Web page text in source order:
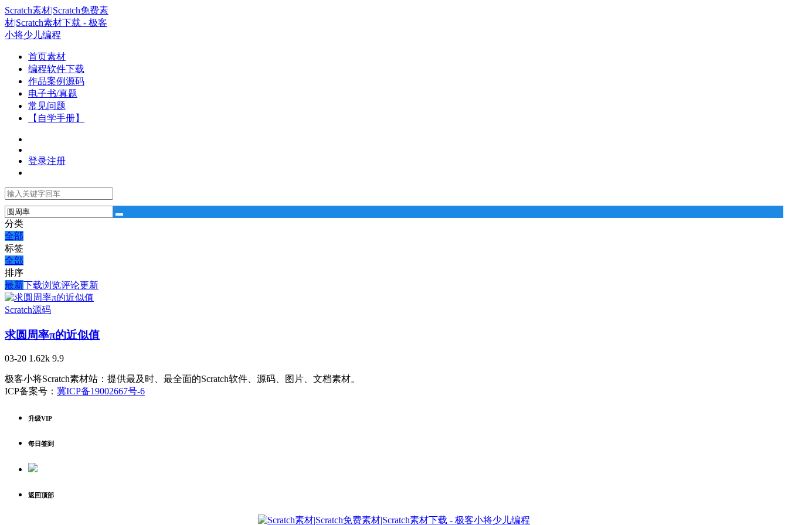
Scratch素材|Scratch免费素
材|Scratch素材下载 - 极客
小将少儿编程
首页素材
编程软件下载
作品案例源码
电子书/真题
常见问题
【自学手册】
登录注册
分类
全部
标签
全部
排序
最新下载浏览评论更新
Scratch源码
求圆周率π的近似值
03-20 1.62k 9.9
极客小将Scratch素材站：提供最及时、最全面的Scratch软件、源码、图片、文档素材。
ICP备案号： 冀ICP备19002667号-6
升级VIP
每日签到
返回顶部